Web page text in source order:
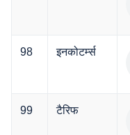
98 इनकोटर्म्स
99 टैरिफ